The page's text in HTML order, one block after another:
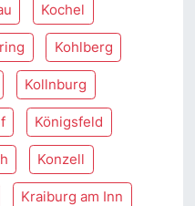
Kochel
Kohlberg
Kollnburg
Königsfeld
Konzell
Kraiburg am Inn